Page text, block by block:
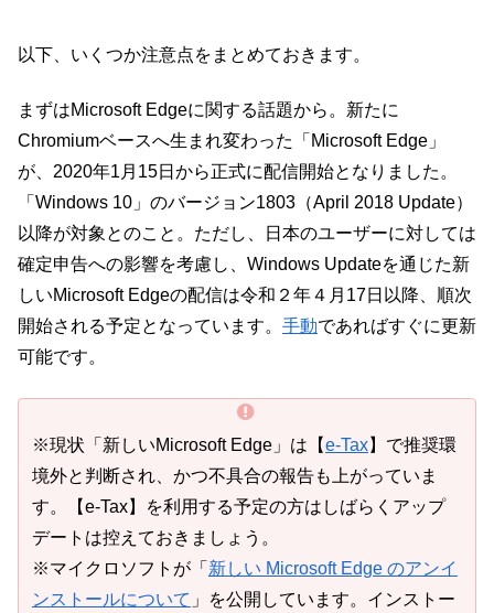
以下、いくつか注意点をまとめておきます。
まずはMicrosoft Edgeに関する話題から。新たに
Chromiumベースへ生まれ変わった「Microsoft Edge」
が、2020年1月15日から正式に配信開始となりました。
「Windows 10」のバージョン1803（April 2018 Update）
以降が対象とのこと。ただし、日本のユーザーに対しては
確定申告への影響を考慮し、Windows Updateを通じた新
しいMicrosoft Edgeの配信は令和２年４月17日以降、順次
開始される予定となっています。 手動であればすぐに更新
可能です。
※現状「新しいMicrosoft Edge」は【e-Tax】で推奨環
境外と判断され、かつ不具合の報告も上がっていま
す。【e-Tax】を利用する予定の方はしばらくアップ
デートは控えておきましょう。
※マイクロソフトが「 新しい Microsoft Edge のアンイ
ンストールについて 」を公開しています。インストー